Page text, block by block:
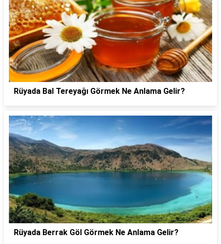
Rüyada Bal Tereyağı Görmek Ne Anlama Gelir?
Rüyada Berrak Göl Görmek Ne Anlama Gelir?